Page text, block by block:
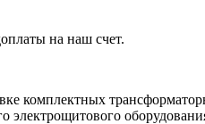
на наш счет.
комплектных